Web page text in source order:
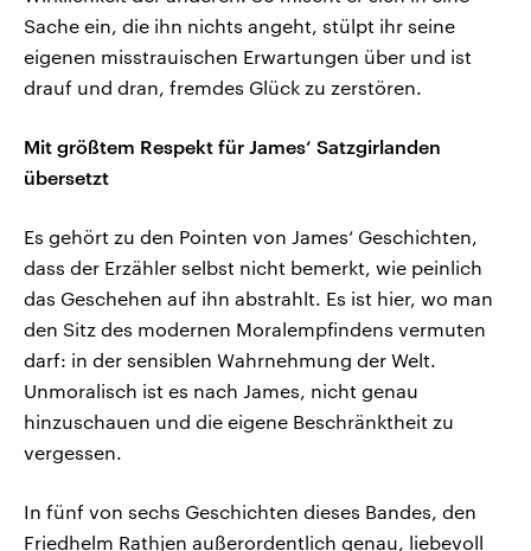
Sache ein, die ihn nichts angeht, stülpt ihr seine
eigenen misstrauischen Erwartungen über und ist
drauf und dran, fremdes Glück zu zerstören.
Mit größtem Respekt für James‘ Satzgirlanden
übersetzt
Es gehört zu den Pointen von James‘ Geschichten,
dass der Erzähler selbst nicht bemerkt, wie peinlich
das Geschehen auf ihn abstrahlt. Es ist hier, wo man
den Sitz des modernen Moralempfindens vermuten
darf: in der sensiblen Wahrnehmung der Welt.
Unmoralisch ist es nach James, nicht genau
hinzuschauen und die eigene Beschränktheit zu
vergessen.
In fünf von sechs Geschichten dieses Bandes, den
Friedhelm Rathjen außerordentlich genau, liebevoll